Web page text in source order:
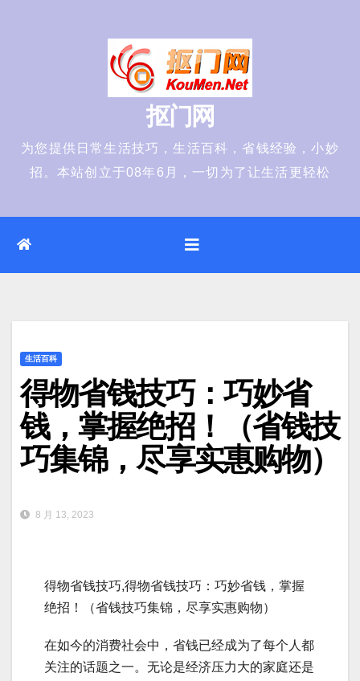
抠门网
为您提供日常生活技巧，生活百科，省钱经验，小妙
招。本站创立于08年6月，一切为了让生活更轻松
生活百科
得物省钱技巧：巧妙省
钱，掌握绝招！（省钱技
巧集锦，尽享实惠购物）
8 月 13, 2023
得物省钱技巧,得物省钱技巧：巧妙省钱，掌握
绝招！（省钱技巧集锦，尽享实惠购物）
在如今的消费社会中，省钱已经成为了每个人都
关注的话题之一。无论是经济压力大的家庭还是